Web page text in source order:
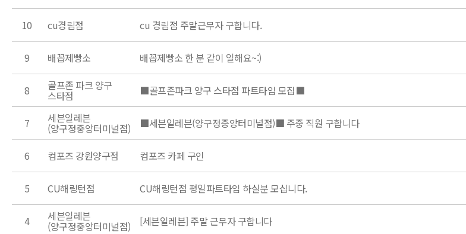
10 cu경림점 cu 경림점 주말근무자 구합니다.
9 배꼽제빵소 배꼽제빵소 한 분 같이 일해요~:)
8 골프존 파크 양구
스타점 ■골프존파크 양구 스타점 파트타임 모집■
7 세븐일레븐
(양구정중앙터미널점) ■세븐일레븐(양구정중앙터미널점)■ 주중 직원 구합니다
6 컴포즈 강원양구점 컴포즈 카페 구인
5 CU해링턴점 CU해링턴점 평일파트타임 하실분 모십니다.
4 세븐일레븐
(양구정중앙터미널점) [세븐일레븐] 주말 근무자 구합니다